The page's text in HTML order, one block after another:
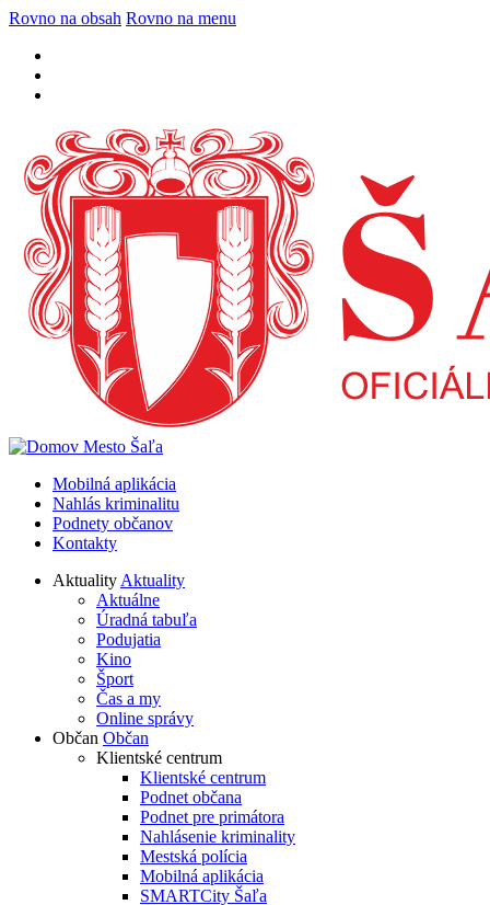
Rovno na obsah Rovno na menu
Mobilná aplikácia
Nahlás kriminalitu
Podnety občanov
Kontakty
AktualityAktuality
Aktuálne
Úradná tabuľa
Podujatia
Kino
Šport
Čas a my
Online správy
Občan Občan
Klientské centrum
Klientské centrum
Podnet občana
Podnet pre primátora
Nahlásenie kriminality
Mestská polícia
Mobilná aplikácia
SMARTCity Šaľa